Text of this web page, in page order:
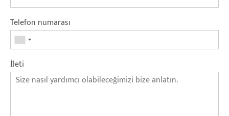
Telefon numarası
İleti